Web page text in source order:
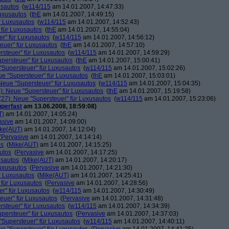
(w114/115 am 14.01.2007, 14:47:33)
(thE am 14.01.2007, 14:49:15)
Luxusautos (w114/115 am 14.01.2007, 14:52:43)
Luxusautos (thE am 14.01.2007, 14:55:04)
für Luxusautos (w114/115 am 14.01.2007, 14:56:12)
für Luxusautos (thE am 14.01.2007, 14:57:10)
für Luxusautos (w114/115 am 14.01.2007, 14:59:29)
für Luxusautos (thE am 14.01.2007, 15:00:41)
für Luxusautos (w114/115 am 14.01.2007, 15:02:26)
"Supersteuer" für Luxusautos (thE am 14.01.2007, 15:03:01)
"Supersteuer" für Luxusautos (w114/115 am 14.01.2007, 15:04:35)
Neue "Supersteuer" für Luxusautos (thE am 14.01.2007, 15:19:58)
Neue "Supersteuer" für Luxusautos (w114/115 am 14.01.2007, 15:23:06)
am 13.06.2008, 18:59:08)
am 14.01.2007, 14:05:24)
am 14.01.2007, 14:09:00)
am 14.01.2007, 14:12:04)
Pervasive am 14.01.2007, 14:14:14)
(Mike(AUT) am 14.01.2007, 14:15:25)
(Pervasive am 14.01.2007, 14:17:25)
(Mike(AUT) am 14.01.2007, 14:20:17)
(Pervasive am 14.01.2007, 14:21:30)
Luxusautos (Mike(AUT) am 14.01.2007, 14:25:41)
Luxusautos (Pervasive am 14.01.2007, 14:28:56)
für Luxusautos (w114/115 am 14.01.2007, 14:30:49)
für Luxusautos (Pervasive am 14.01.2007, 14:31:48)
für Luxusautos (w114/115 am 14.01.2007, 14:34:39)
für Luxusautos (Pervasive am 14.01.2007, 14:37:03)
für Luxusautos (w114/115 am 14.01.2007, 14:40:11)